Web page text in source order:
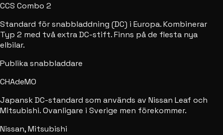
CCS Combo 2
Standard för snabbladdning (DC) i Europa. Kombinerar
Typ 2 med två extra DC-stift. Finns på de flesta nya
elbilar.
Publika snabbladdare
CHAdeMO
Japansk DC-standard som används av Nissan Leaf och
Mitsubishi. Ovanligare i Sverige men förekommer.
Nissan, Mitsubishi